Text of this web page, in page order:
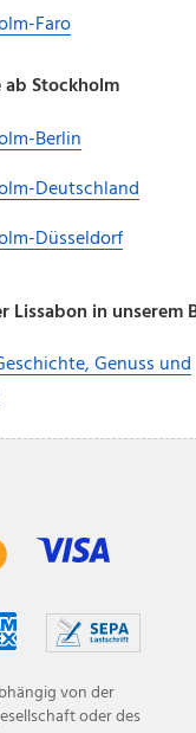
Faro
ab Stockholm
Berlin
Deutschland
Düsseldorf
Lissabon in unserem
Genuss und